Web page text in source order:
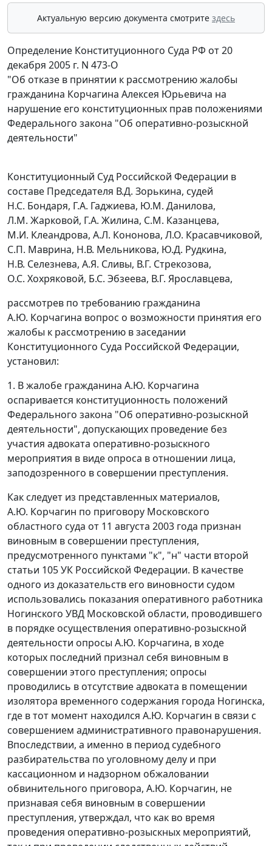
Актуальную версию документа смотрите здесь
Определение Конституционного Суда РФ от 20
декабря 2005 г. N 473-О
"Об отказе в принятии к рассмотрению жалобы
гражданина Корчагина Алексея Юрьевича на
нарушение его конституционных прав положениями
Федерального закона "Об оперативно-розыскной
деятельности"
Конституционный Суд Российской Федерации в
составе Председателя В.Д. Зорькина, судей
Н.С. Бондаря, Г.А. Гаджиева, Ю.М. Данилова,
Л.М. Жарковой, Г.А. Жилина, С.М. Казанцева,
М.И. Клеандрова, А.Л. Кононова, Л.О. Красавчиковой,
С.П. Маврина, Н.В. Мельникова, Ю.Д. Рудкина,
Н.В. Селезнева, А.Я. Сливы, В.Г. Стрекозова,
О.С. Хохряковой, Б.С. Эбзеева, В.Г. Ярославцева,
рассмотрев по требованию гражданина
А.Ю. Корчагина вопрос о возможности принятия его
жалобы к рассмотрению в заседании
Конституционного Суда Российской Федерации,
установил:
1. В жалобе гражданина А.Ю. Корчагина
оспаривается конституционность положений
Федерального закона "Об оперативно-розыскной
деятельности", допускающих проведение без
участия адвоката оперативно-розыскного
мероприятия в виде опроса в отношении лица,
заподозренного в совершении преступления.
Как следует из представленных материалов,
А.Ю. Корчагин по приговору Московского
областного суда от 11 августа 2003 года признан
виновным в совершении преступления,
предусмотренного пунктами "к", "н" части второй
статьи 105УК Российской Федерации. В качестве
одного из доказательств его виновности судом
использовались показания оперативного работника
Ногинского УВД Московской области, проводившего
в порядке осуществления оперативно-розыскной
деятельности опросы А.Ю. Корчагина, в ходе
которых последний признал себя виновным в
совершении этого преступления; опросы
проводились в отсутствие адвоката в помещении
изолятора временного содержания города Ногинска,
где в тот момент находился А.Ю. Корчагин в связи с
совершением административного правонарушения.
Впоследствии, а именно в период судебного
разбирательства по уголовному делу и при
кассационном и надзорном обжаловании
обвинительного приговора, А.Ю. Корчагин, не
признавая себя виновным в совершении
преступления, утверждал, что как во время
проведения оперативно-розыскных мероприятий,